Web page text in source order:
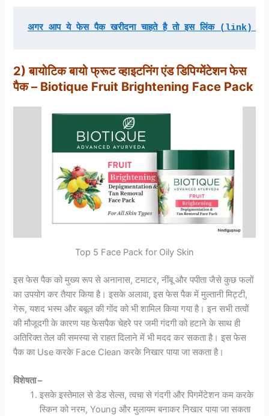
अगर आप ये फेस पैक खरीदना चाहते है तो इस लिंक (link)
2) बायोटिक बायो फ्रूट व्हाइटनिंग एंड डिपिग्मेंटेशन फेस
पैक – Biotique Fruit Brightening Face Pack
Top 5 Face Pack for Oily Skin
इस फेस पैक को मुख्य रूप से अनानास, टमाटर, नींबू और पपीता जैसे कुछ फलों
का उपयोग कर तैयार किया है। इसके अलावा, इस फेस पैक में मुल्तानी मिट्टी,
गेरू, यशद भस्म और बबूल की गोंद को भी शामिल किया गया है। इन सभी तत्वों
की मौजूदगी के कारण यह फेसपैक चेहरे पर जमी गंदगी को हटाने के साथ ही
अतिरिक्त तेल की समस्या से राहत दिलाने में भी मदद कर सकता है। इस फेस
पैक का Use करके Face Clean करके निखार पाया जा सकता है।
विशेषता –
इसके इस्तेमाल से डेड सेल्स, त्वचा से गंदगी और पिगमेंटेशन कम करके
स्किन को नरम, Young और मुलायम बनाकर निखार पाया जा सकता